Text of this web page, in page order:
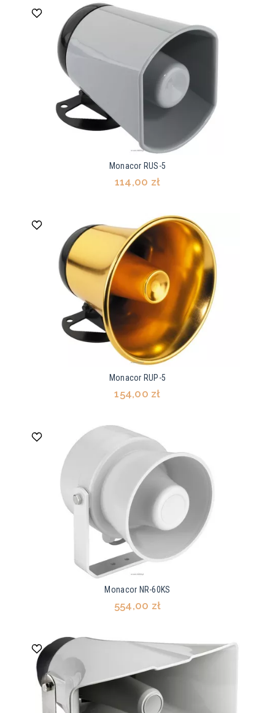
Monacor RUS-5
114,00 zł
Monacor RUP-5
154,00 zł
Monacor NR-60KS
554,00 zł